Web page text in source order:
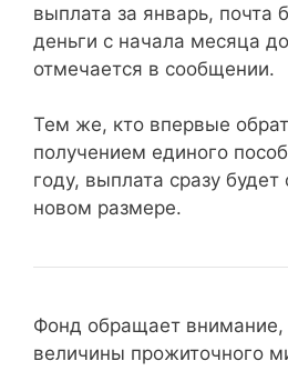
выплата за январь, почта
деньги с начала месяца
отмечается в сообщении.
Тем же, кто впервые
получением единого
году, выплата сразу
новом размере.
Фонд обращает
величины прожиточного